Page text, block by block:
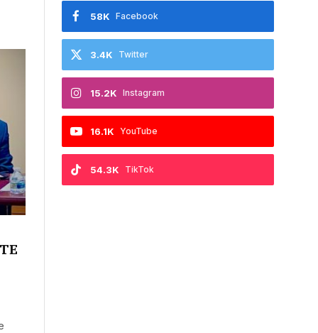
Facebook
58K
Twitter
3.4K
Instagram
15.2K
YouTube
16.1K
TikTok
54.3K